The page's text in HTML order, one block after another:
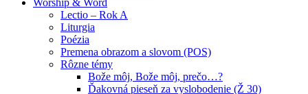
Lectio – Rok A
Liturgia
Poézia
Premena obrazom a slovom (POS)
Rôzne témy
Bože môj, Bože môj, prečo…?
Ďakovná pieseň za vyslobodenie (Ž 30)